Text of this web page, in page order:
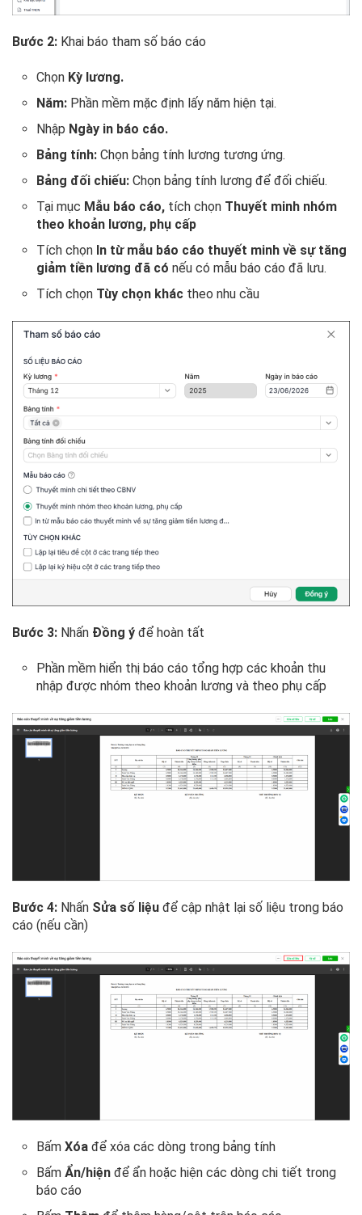
Bước 2: Khai báo tham số báo cáo
Chọn Kỳ lương.
Năm: Phần mềm mặc định lấy năm hiện tại.
Nhập Ngày in báo cáo.
Bảng tính: Chọn bảng tính lương tương ứng.
Bảng đối chiếu: Chọn bảng tính lương để đối chiếu.
Tại mục Mẫu báo cáo, tích chọn Thuyết minh nhóm
theo khoản lương, phụ cấp
Tích chọn In từ mẫu báo cáo thuyết minh về sự tăng
giảm tiền lương đã có nếu có mẫu báo cáo đã lưu.
Tích chọn Tùy chọn khác theo nhu cầu
Bước 3: Nhấn Đồng ý để hoàn tất
Phần mềm hiển thị báo cáo tổng hợp các khoản thu
nhập được nhóm theo khoản lương và theo phụ cấp
Bước 4: Nhấn Sửa số liệu để cập nhật lại số liệu trong báo
cáo (nếu cần)
Bấm Xóa để xóa các dòng trong bảng tính
Bấm Ẩn/hiện để ẩn hoặc hiện các dòng chi tiết trong
báo cáo